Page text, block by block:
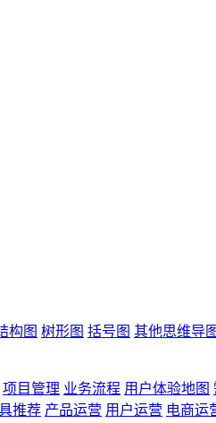
构图 树形图 括号图 其他思维导图
项目管理 业务流程 用户体验地图
推荐 产品运营 用户运营 电商运